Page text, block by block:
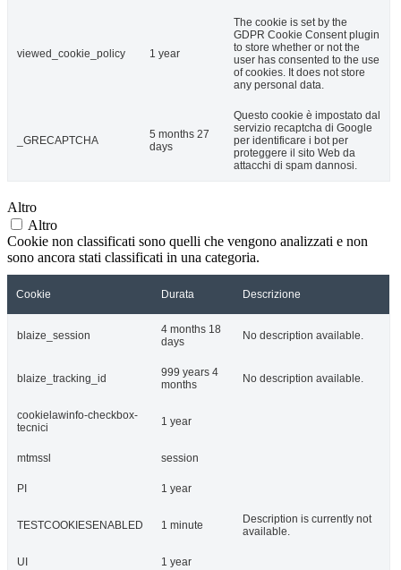
viewed_cookie_policy 1 year
The cookie is set by the
GDPR Cookie Consent plugin
to store whether or not the
user has consented to the use
of cookies. It does not store
any personal data.
_GRECAPTCHA
5 months 27
days
Questo cookie è impostato dal
servizio recaptcha di Google
per identificare i bot per
proteggere il sito Web da
attacchi di spam dannosi.
Altro
Altro
Cookie non classificati sono quelli che vengono analizzati e non
sono ancora stati classificati in una categoria.
Cookie Durata Descrizione
blaize_session
4 months 18
days
No description available.
blaize_tracking_id
999 years 4
months
No description available.
cookielawinfo-checkbox-
tecnici
1 year
mtmssl session
PI 1 year
TESTCOOKIESENABLED 1 minute
Description is currently not
available.
UI 1 year